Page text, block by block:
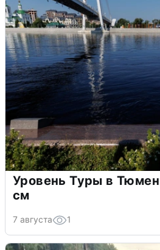
Уровень Туры в
см
7 августа 1